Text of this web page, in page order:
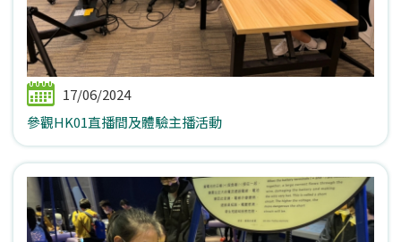
17/06/2024
參觀HK01直播間及體驗主播活動